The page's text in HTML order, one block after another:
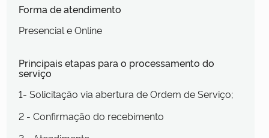
Forma de atendimento
Presencial e Online
Principais etapas para o processamento do
serviço
1- Solicitação via abertura de Ordem de Serviço;
2 - Confirmação do recebimento